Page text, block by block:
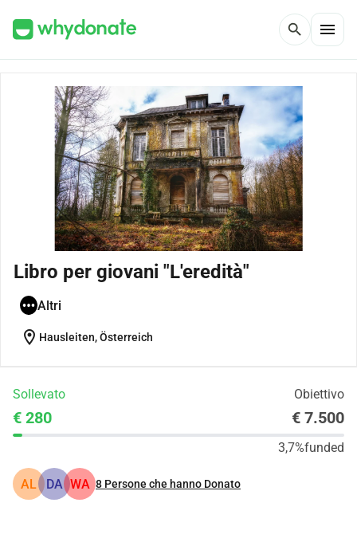
search menu
Libro per giovani "L'eredità"
Altri
location_on Hausleiten, Österreich
Sollevato Obiettivo
€ 280 € 7.500
3,7%funded
AL DA WA 8 Persone che hanno Donato